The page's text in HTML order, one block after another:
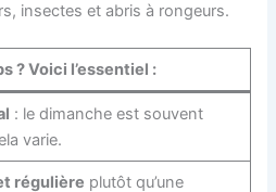
insectes et abris à rongeurs.
? Voici l’essentiel :
: le dimanche est souvent
varie.
régulière plutôt qu’une